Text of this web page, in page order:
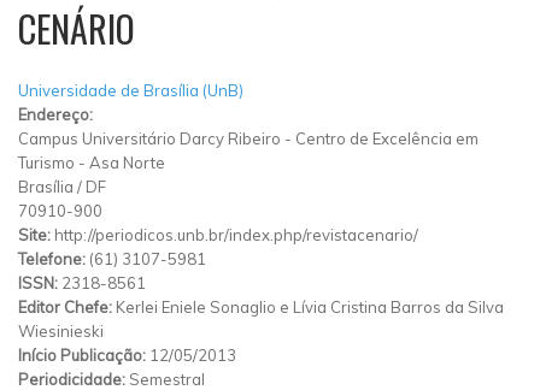
CENÁRIO
Universidade de Brasília (UnB)
Endereço:
Campus Universitário Darcy Ribeiro - Centro de Excelência em
Turismo - Asa Norte
Brasília / DF
70910-900
Site: http://periodicos.unb.br/index.php/revistacenario/
Telefone: (61) 3107-5981
ISSN: 2318-8561
Editor Chefe: Kerlei Eniele Sonaglio e Lívia Cristina Barros da Silva
Wiesinieski
Início Publicação: 12/05/2013
Periodicidade: Semestral